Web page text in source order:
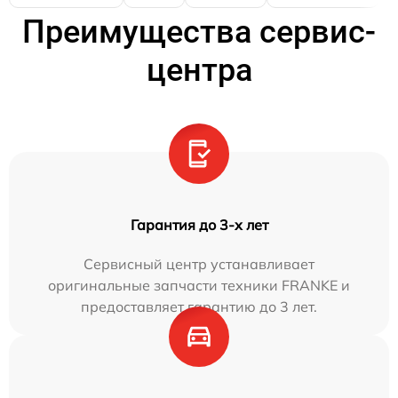
Преимущества сервис-
центра
Гарантия до 3-х лет
Сервисный центр устанавливает
оригинальные запчасти техники FRANKE и
предоставляет гарантию до 3 лет.